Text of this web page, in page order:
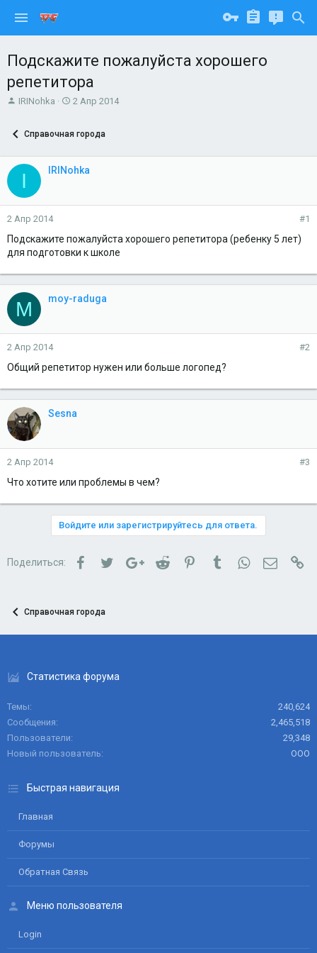
Подскажите пожалуйста хорошего
репетитора
А
о
т
м
ы
IRINohka
Д
а
а
ч
л
2 Апр 2014
Справочная города
I IRINohka
2 Апр 2014 #1
Подскажите пожалуйста хорошего репетитора (ребенку 5 лет)
для подготовки к школе
M moy-raduga
2 Апр 2014 #2
Общий репетитор нужен или больше логопед?
Sesna
2 Апр 2014 #3
Что хотите или проблемы в чем?
Войдите или зарегистрируйтесь для ответа.
Поделиться: FacebookTwitterGoogle+Reddit PinterestTumblrWhatsApp
Справочная города
Статистика форума
Темы
240,624
Сообщения
2,465,518
Пользователи
29,348
Новый пользователь
ООО
Быстрая навигация
Главная
Форумы
Обратная Связь
Меню пользователя
Login